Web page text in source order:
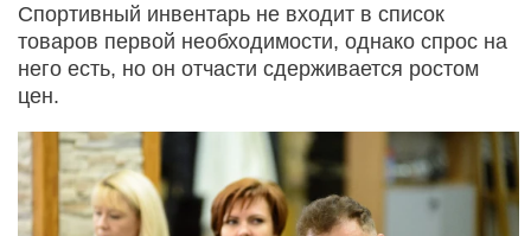
Спортивный инвентарь не входит в список
товаров первой необходимости, однако спрос на
него есть, но он отчасти сдерживается ростом
цен.